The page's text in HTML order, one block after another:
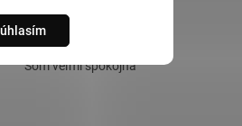
Radoslava Remová
Hodnotenie obchodu je 5 z 5 hviezdičiek.
23.6.2026
Som veľmi spokojná